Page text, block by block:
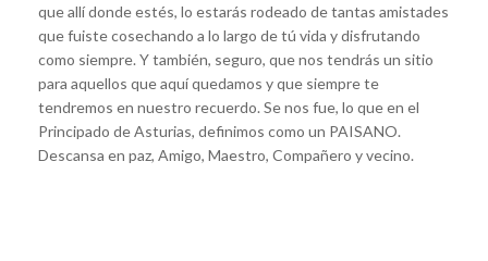
que allí donde estés, lo estarás rodeado de tantas amistades
que fuiste cosechando a lo largo de tú vida y disfrutando
como siempre. Y también, seguro, que nos tendrás un sitio
para aquellos que aquí quedamos y que siempre te
tendremos en nuestro recuerdo. Se nos fue, lo que en el
Principado de Asturias, definimos como un PAISANO.
Descansa en paz, Amigo, Maestro, Compañero y vecino.